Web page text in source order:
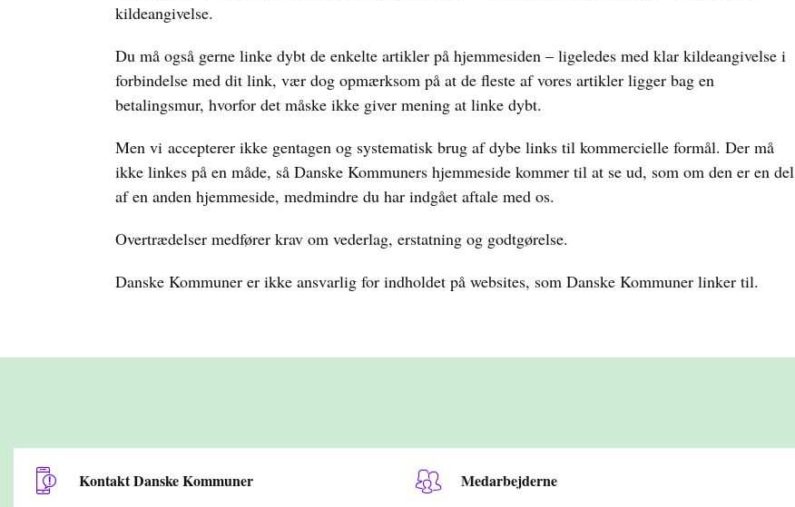
kildeangivelse.
Du må også gerne linke dybt de enkelte artikler på hjemmesiden – ligeledes med klar kildeangivelse i
forbindelse med dit link, vær dog opmærksom på at de fleste af vores artikler ligger bag en
betalingsmur, hvorfor det måske ikke giver mening at linke dybt.
Men vi accepterer ikke gentagen og systematisk brug af dybe links til kommercielle formål. Der må
ikke linkes på en måde, så Danske Kommuners hjemmeside kommer til at se ud, som om den er en del
af en anden hjemmeside, medmindre du har indgået aftale med os.
Overtrædelser medfører krav om vederlag, erstatning og godtgørelse.
Danske Kommuner er ikke ansvarlig for indholdet på websites, som Danske Kommuner linker til.
Kontakt Danske Kommuner Medarbejderne